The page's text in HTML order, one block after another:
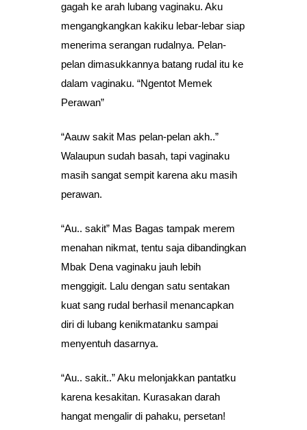
gagah ke arah lubang vaginaku. Aku
mengangkangkan kakiku lebar-lebar siap
menerima serangan rudalnya. Pelan-
pelan dimasukkannya batang rudal itu ke
dalam vaginaku. “Ngentot Memek
Perawan”
“Aauw sakit Mas pelan-pelan akh..”
Walaupun sudah basah, tapi vaginaku
masih sangat sempit karena aku masih
perawan.
“Au.. sakit” Mas Bagas tampak merem
menahan nikmat, tentu saja dibandingkan
Mbak Dena vaginaku jauh lebih
menggigit. Lalu dengan satu sentakan
kuat sang rudal berhasil menancapkan
diri di lubang kenikmatanku sampai
menyentuh dasarnya.
“Au.. sakit..” Aku melonjakkan pantatku
karena kesakitan. Kurasakan darah
hangat mengalir di pahaku, persetan!